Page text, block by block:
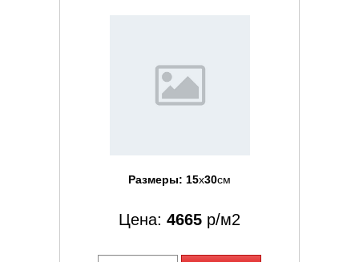
Размеры: 15x30см
Цена: 4665 р/м2